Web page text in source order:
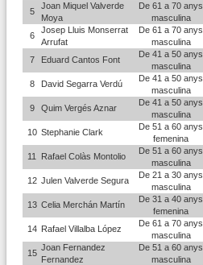
5
Joan Miquel Valverde
Moya
De 61 a 70 anys
masculina
6
Josep Lluis Monserrat
Arrufat
De 61 a 70 anys
masculina
7 Eduard Cantos Font
De 41 a 50 anys
masculina
8 David Segarra Verdú
De 41 a 50 anys
masculina
9 Quim Vergés Aznar
De 41 a 50 anys
masculina
10 Stephanie Clark
De 51 a 60 anys
femenina
11 Rafael Colàs Montolio
De 51 a 60 anys
masculina
12 Julen Valverde Segura
De 21 a 30 anys
masculina
13 Celia Merchán Martín
De 31 a 40 anys
femenina
14 Rafael Villalba López
De 61 a 70 anys
masculina
15
Joan Fernandez
Fernandez
De 51 a 60 anys
masculina